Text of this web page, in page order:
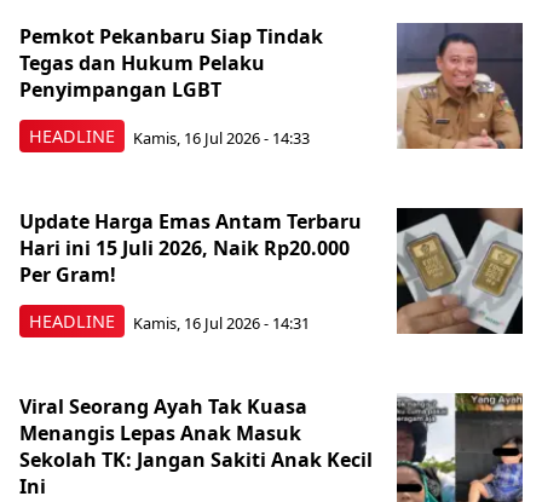
HEADLINE
Pemkot Pekanbaru Siap Tindak
Tegas dan Hukum Pelaku
Penyimpangan LGBT
Kamis, 16 Jul 2026 - 14:33
HEADLINE
Update Harga Emas Antam Terbaru
Hari ini 15 Juli 2026, Naik Rp20.000
Per Gram!
Kamis, 16 Jul 2026 - 14:31
Viral Seorang Ayah Tak Kuasa
Menangis Lepas Anak Masuk
Sekolah TK: Jangan Sakiti Anak Kecil
Ini